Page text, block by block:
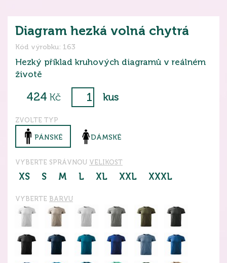
Diagram hezká volná chytrá
Kód výrobku: 163
Hezký příklad kruhových diagramů v reálném
životě
424 Kč kus
ZVOLTE TYP
PÁNSKÉ DÁMSKÉ
VYBERTE SPRÁVNOU VELIKOST
XS S M L XL XXL XXXL
VYBERTE BARVU